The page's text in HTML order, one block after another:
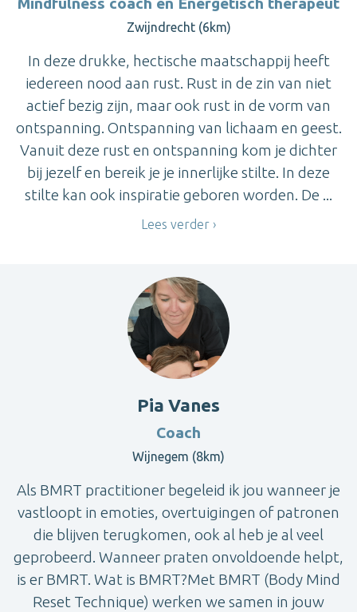
Zwijndrecht (6km)
In deze drukke, hectische maatschappij heeft
iedereen nood aan rust. Rust in de zin van niet
actief bezig zijn, maar ook rust in de vorm van
ontspanning. Ontspanning van lichaam en geest.
Vanuit deze rust en ontspanning kom je dichter
bij jezelf en bereik je je innerlijke stilte. In deze
stilte kan ook inspiratie geboren worden. De ...
Lees verder
Pia Vanes
Coach
Wijnegem (8km)
Als BMRT practitioner begeleid ik jou wanneer je
vastloopt in emoties, overtuigingen of patronen
die blijven terugkomen, ook al heb je al veel
geprobeerd. Wanneer praten onvoldoende helpt,
is er BMRT. Wat is BMRT?Met BMRT (Body Mind
Reset Technique) werken we samen in jouw